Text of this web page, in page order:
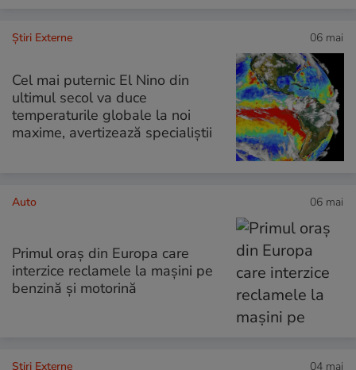
Știri Externe 06 mai
Cel mai puternic El Nino din
ultimul secol va duce
temperaturile globale la noi
maxime, avertizează specialiștii
Auto 06 mai
Primul oraș din Europa care
interzice reclamele la mașini pe
benzină și motorină
Știri Externe 04 mai